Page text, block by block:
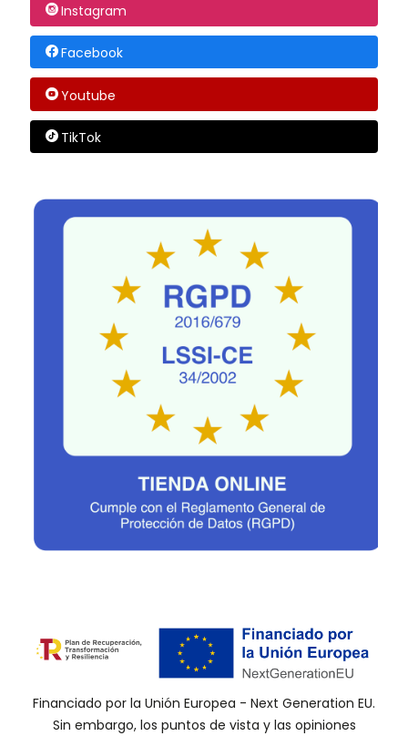
Instagram
Facebook
Youtube
TikTok
Financiado por la Unión Europea - Next Generation EU.
Sin embargo, los puntos de vista y las opiniones